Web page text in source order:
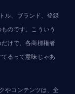
ル、ブランド、登録
のです。こういう
けで、各商標権者
るって意味じゃあ
やコンテンツは、全